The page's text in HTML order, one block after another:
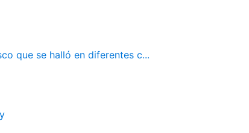
que se halló en diferentes c...